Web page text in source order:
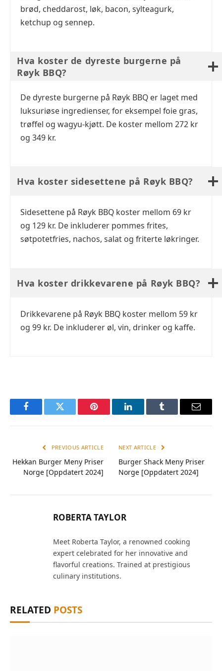
brød, cheddarost, løk, bacon, sylteagurk,
ketchup og sennep.
Hva koster de dyreste burgerne på
Røyk BBQ?
De dyreste burgerne på Røyk BBQ er laget med
luksuriøse ingredienser, for eksempel foie gras,
trøffel og wagyu-kjøtt. De koster mellom 272 kr
og 349 kr.
Hva koster sidesettene på Røyk BBQ?
Sidesettene på Røyk BBQ koster mellom 69 kr
og 129 kr. De inkluderer pommes frites,
søtpotetfries, nachos, salat og friterte løkringer.
Hva koster drikkevarene på Røyk BBQ?
Drikkevarene på Røyk BBQ koster mellom 59 kr
og 99 kr. De inkluderer øl, vin, drinker og kaffe.
FacebookTwitter Pinterest LinkedInTumblr Email
PREVIOUS ARTICLE
Hekkan Burger Meny Priser
Norge [Oppdatert 2024]
NEXT ARTICLE
Burger Shack Meny Priser
Norge [Oppdatert 2024]
ROBERTA TAYLOR
Meet Roberta Taylor, a renowned cooking
expert celebrated for her innovative and
flavorful creations. Trained at prestigious
culinary institutions.
RELATED POSTS